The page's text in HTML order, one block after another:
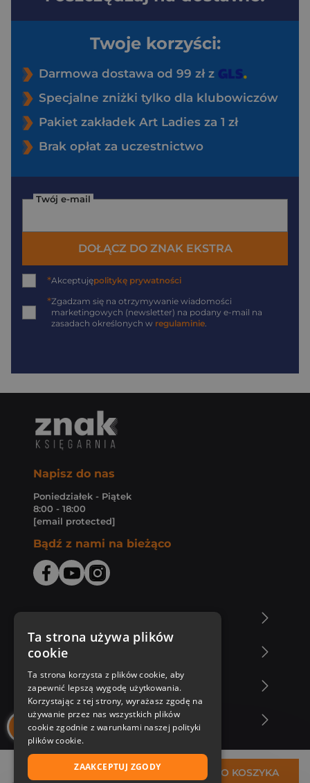
22,22 zł DO KOSZYKA
Twoje korzyści:
Darmowa dostawa od 99 zł z
Specjalne zniżki tylko dla klubowiczów
Pakiet zakładek Art Ladies za 1 zł
Brak opłat za uczestnictwo
Twój e-mail
DOŁĄCZ DO ZNAK EKSTRA
*Akceptujępolitykę prywatności
*Zgadzam się na otrzymywanie wiadomości
marketingowych (newsletter) na podany e-mail na
zasadach określonych w regulaminie
Napisz do nas
Poniedziałek - Piątek
8:00 - 18:00
[email protected]
Bądź z nami na bieżąco
Zakupy u nas
Nasza oferta
Nasi autorzy
Ta strona używa plików
cookie
Ta strona korzysta z plików cookie, aby
zapewnić lepszą wygodę użytkowania.
Korzystając z tej strony, wyrażasz zgodę na
używanie przez nas wszystkich plików
cookie zgodnie z warunkami naszej polityki
plików cookie.
ZAAKCEPTUJ ZGODY